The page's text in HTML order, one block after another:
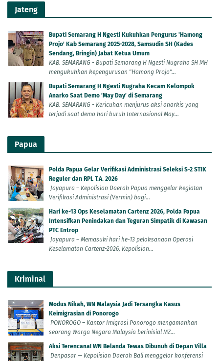
Jateng
Bupati Semarang H Ngesti Kukuhkan Pengurus 'Hamong
Projo' Kab Semarang 2025-2028, Samsudin SH (Kades
Sendang, Bringin) Jabat Ketua Umum
KAB. SEMARANG - Bupati Semarang H Ngesti Nugraha SH MH
mengukuhkan kepengurusan "Hamong Projo"...
Bupati Semarang H Ngesti Nugraha Kecam Kelompok
Anarko Saat Demo 'May Day' di Semarang
KAB. SEMARANG - Kericuhan menjurus aksi anarkis yang
terjadi saat demo hari buruh Internasional May...
Papua
Polda Papua Gelar Verifikasi Administrasi Seleksi S-2 STIK
Reguler dan RPL T.A. 2026
Jayapura – Kepolisian Daerah Papua menggelar kegiatan
Verifikasi Administrasi (Vermin) bagi...
Hari ke-13 Ops Keselamatan Cartenz 2026, Polda Papua
Intensifkan Penindakan dan Teguran Simpatik di Kawasan
PTC Entrop
Jayapura – Memasuki hari ke-13 pelaksanaan Operasi
Keselamatan Cartenz-2026, Kepolisian...
Kriminal
Modus Nikah, WN Malaysia Jadi Tersangka Kasus
Keimigrasian di Ponorogo
PONOROGO – Kantor Imigrasi Ponorogo mengamankan
seorang Warga Negara Malaysia berinisial MZ...
Aksi Terencana! WN Belanda Tewas Dibunuh di Depan Villa
Denpasar — Kepolisian Daerah Bali menggelar konferensi